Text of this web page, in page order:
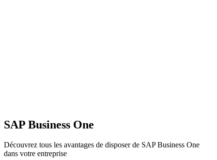
SAP Business One
Découvrez tous les avantages de disposer de SAP Business One
dans votre entreprise